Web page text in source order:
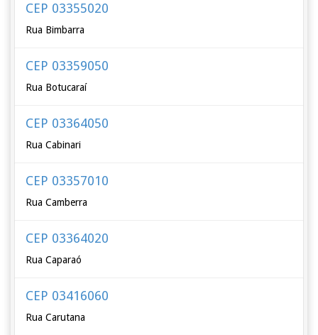
CEP 03355020
Rua Bimbarra
CEP 03359050
Rua Botucaraí
CEP 03364050
Rua Cabinari
CEP 03357010
Rua Camberra
CEP 03364020
Rua Caparaó
CEP 03416060
Rua Carutana